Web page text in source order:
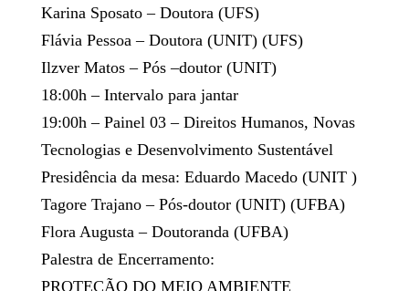
Karina Sposato – Doutora (UFS)
Flávia Pessoa – Doutora (UNIT) (UFS)
Ilzver Matos – Pós –doutor (UNIT)
18:00h – Intervalo para jantar
19:00h – Painel 03 – Direitos Humanos, Novas
Tecnologias e Desenvolvimento Sustentável
Presidência da mesa: Eduardo Macedo (UNIT )
Tagore Trajano – Pós-doutor (UNIT) (UFBA)
Flora Augusta – Doutoranda (UFBA)
Palestra de Encerramento:
PROTEÇÃO DO MEIO AMBIENTE